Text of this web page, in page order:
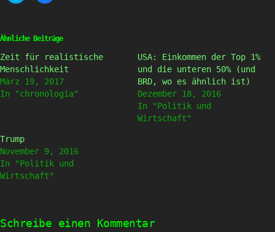
(Wird
in
Fenster
geöffnet)
(Wird
in
Fenster
geöffnet)
Ähnliche Beiträge
Zeit für realistische
Menschlichkeit
März 19, 2017
In "chronologia"
USA: Einkommen der Top 1%
und die unteren 50% (und
BRD, wo es ähnlich ist)
Dezember 18, 2016
In "Politik und
Wirtschaft"
Trump
November 9, 2016
In "Politik und
Wirtschaft"
Schreibe einen Kommentar